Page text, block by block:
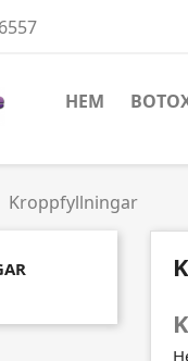
HEM
Kroppfyllningar